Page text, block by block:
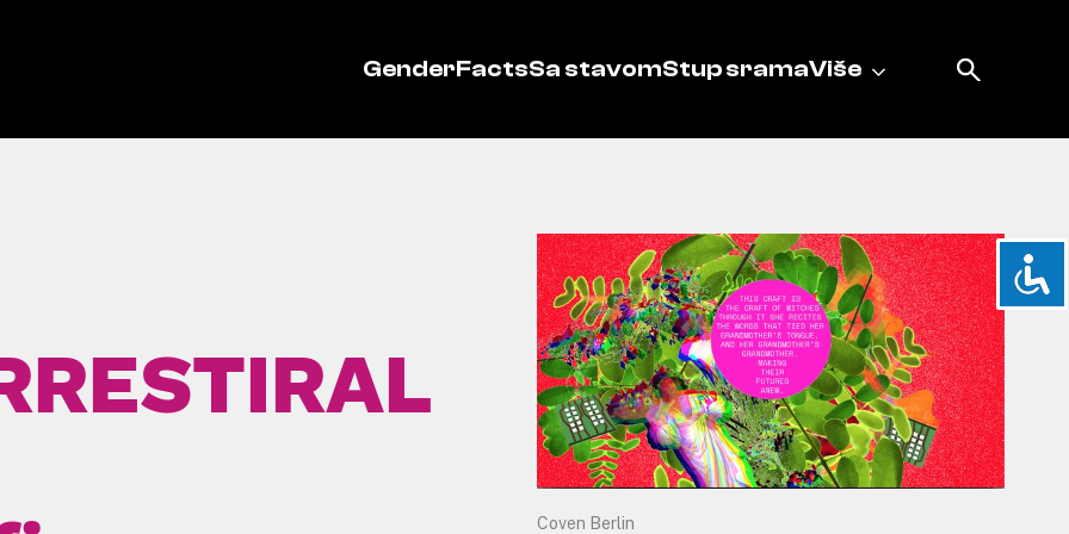
GenderFactsSa stavomStup sramaViše
Coven Berlin